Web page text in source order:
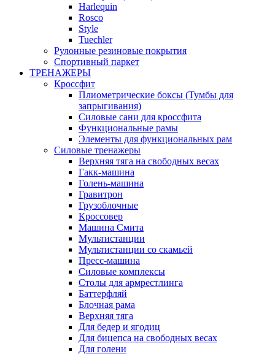
Harlequin
Rosco
Style
Tuechler
Рулонные резиновые покрытия
Спортивный паркет
ТРЕНАЖЕРЫ
Кроссфит
Плиометрические боксы (Тумбы для
запрыгивания)
Силовые сани для кроссфита
Функциональные рамы
Элементы для функциональных рам
Силовые тренажеры
Верхняя тяга на свободных весах
Гакк-машина
Голень-машина
Гравитрон
Грузоблочные
Кроссовер
Машина Смита
Мультистанции
Мультистанции со скамьей
Пресс-машина
Силовые комплексы
Столы для армрестлинга
Баттерфляй
Блочная рама
Верхняя тяга
Для бедер и ягодиц
Для бицепса на свободных весах
Для голени